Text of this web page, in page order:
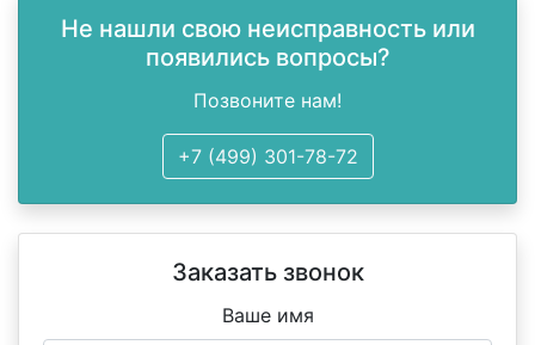
Не нашли свою неисправность или
появились вопросы?
Позвоните нам!
+7 (499) 301-78-72
Заказать звонок
Ваше имя